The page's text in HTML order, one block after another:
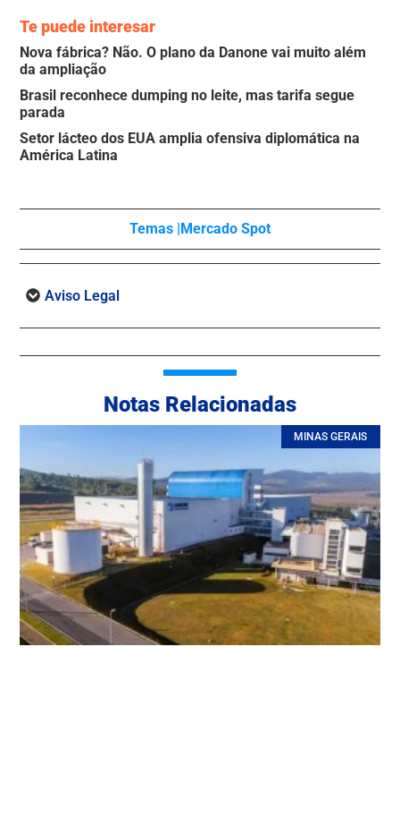
Te puede interesar
Nova fábrica? Não. O plano da Danone vai muito além
da ampliação
Brasil reconhece dumping no leite, mas tarifa segue
parada
Setor lácteo dos EUA amplia ofensiva diplomática na
América Latina
Temas |Mercado Spot
Aviso Legal
Notas Relacionadas
MINAS GERAIS